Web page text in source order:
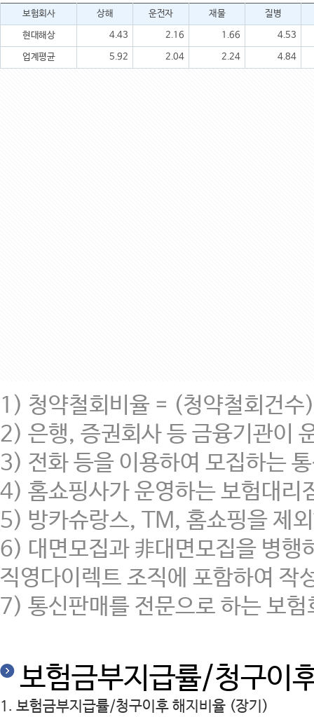
보험회사 상해 운전자 재물 질병
현대해상 4.43 2.16 1.66 4.53
업계평균 5.92 2.04 2.24 4.84
1) 청약철회비율 = (청약철회건
2) 은행, 증권회사 등 금융기관이
3) 전화 등을 이용하여 모집하는
4) 홈쇼핑사가 운영하는 보험대리
5) 방카슈랑스, TM, 홈쇼핑을 제
6) 대면모집과 非대면모집을 병행
직영다이렉트 조직에 포함하여 작
7) 통신판매를 전문으로 하는 보
보험금부지급률/청구이
1. 보험금부지급률/청구이후 해지비율 (장기)